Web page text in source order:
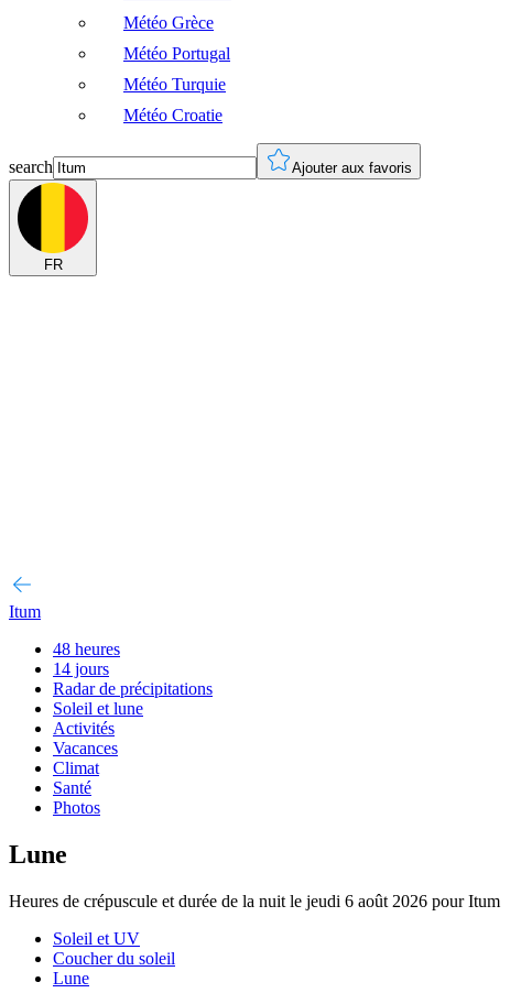
Météo Grèce
Météo Portugal
Météo Turquie
Météo Croatie
search Ajouter aux favoris
FR
Itum
48 heures
14 jours
Radar de précipitations
Soleil et lune
Activités
Vacances
Climat
Santé
Photos
Lune
Heures de crépuscule et durée de la nuit le jeudi 6 août 2026 pour Itum
Soleil et UV
Coucher du soleil
Lune